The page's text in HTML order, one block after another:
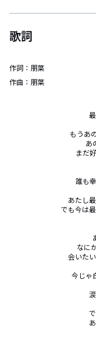
歌詞
作詞： 朋葉
作曲： 朋葉
もうあ
あ
まだ
誰も
あたし
でも今は
なに
会いた
今じゃ